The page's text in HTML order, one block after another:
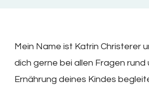
Mein Name ist Katrin Christerer
dich gerne bei allen Fragen rund
Ernährung deines Kindes